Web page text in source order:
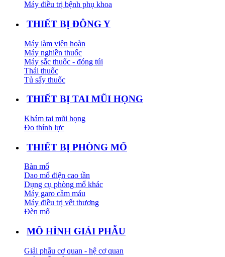
Máy điều trị bệnh phụ khoa
THIẾT BỊ ĐÔNG Y
Máy làm viên hoàn
Máy nghiền thuốc
Máy sắc thuốc - đóng túi
Thái thuốc
Tủ sấy thuốc
THIẾT BỊ TAI MŨI HỌNG
Khám tai mũi họng
Đo thính lực
THIẾT BỊ PHÒNG MỔ
Bàn mổ
Dao mổ điện cao tần
Dụng cụ phòng mổ khác
Máy garo cầm máu
Máy điều trị vết thương
Đèn mổ
MÔ HÌNH GIẢI PHẪU
Giải phẫu cơ quan - hệ cơ quan